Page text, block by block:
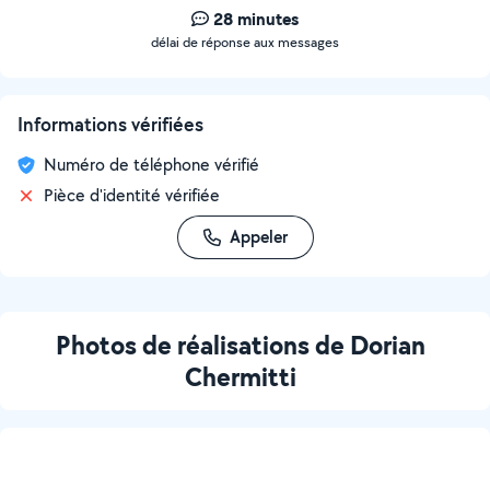
28 minutes
délai de réponse aux messages
Informations vérifiées
Numéro de téléphone vérifié
Pièce d'identité vérifiée
Appeler
Photos de réalisations de Dorian
Chermitti